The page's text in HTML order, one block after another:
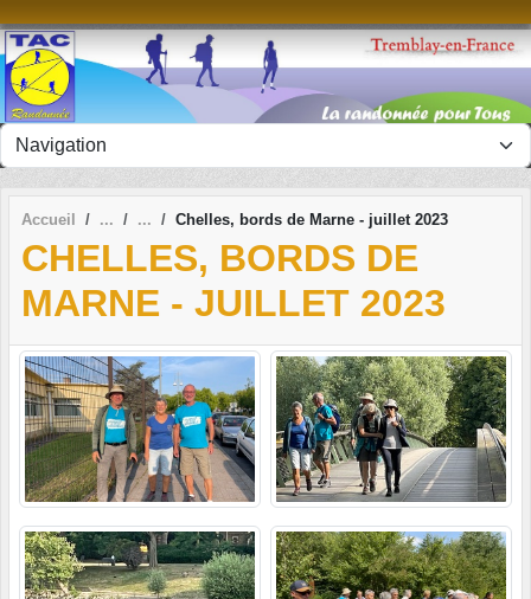
Accueil Chelles, bords de Marne - juillet 2023
CHELLES, BORDS DE
MARNE - JUILLET 2023